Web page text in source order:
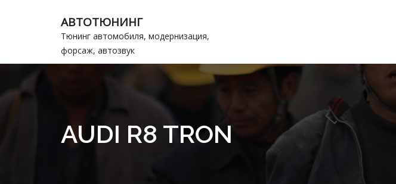
АВТОТЮНИНГ
Тюнинг автомобиля, модернизация,
форсаж, автозвук
AUDI R8 TRON